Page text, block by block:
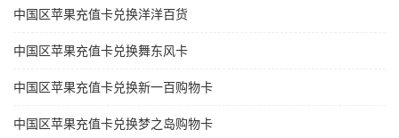
中国区苹果充值卡兑换洋洋百货
中国区苹果充值卡兑换舞东风卡
中国区苹果充值卡兑换新一百购物卡
中国区苹果充值卡兑换梦之岛购物卡